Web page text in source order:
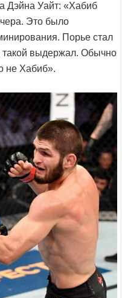
Дэйна Уайт: «Хабиб
Это было
Порье стал
такой выдержал. Обычно
не Хабиб».